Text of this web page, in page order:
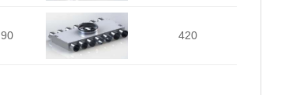
90 420